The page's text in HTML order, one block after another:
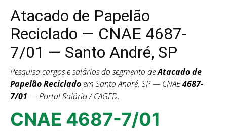
Atacado de Papelão
Reciclado — CNAE 4687-
7/01 — Santo André, SP
Pesquisa cargos e salários do segmento deAtacado de
Papelão Recicladoem Santo André, SP — CNAE4687-
7/01 — Portal Salário / CAGED.
CNAE 4687-7/01